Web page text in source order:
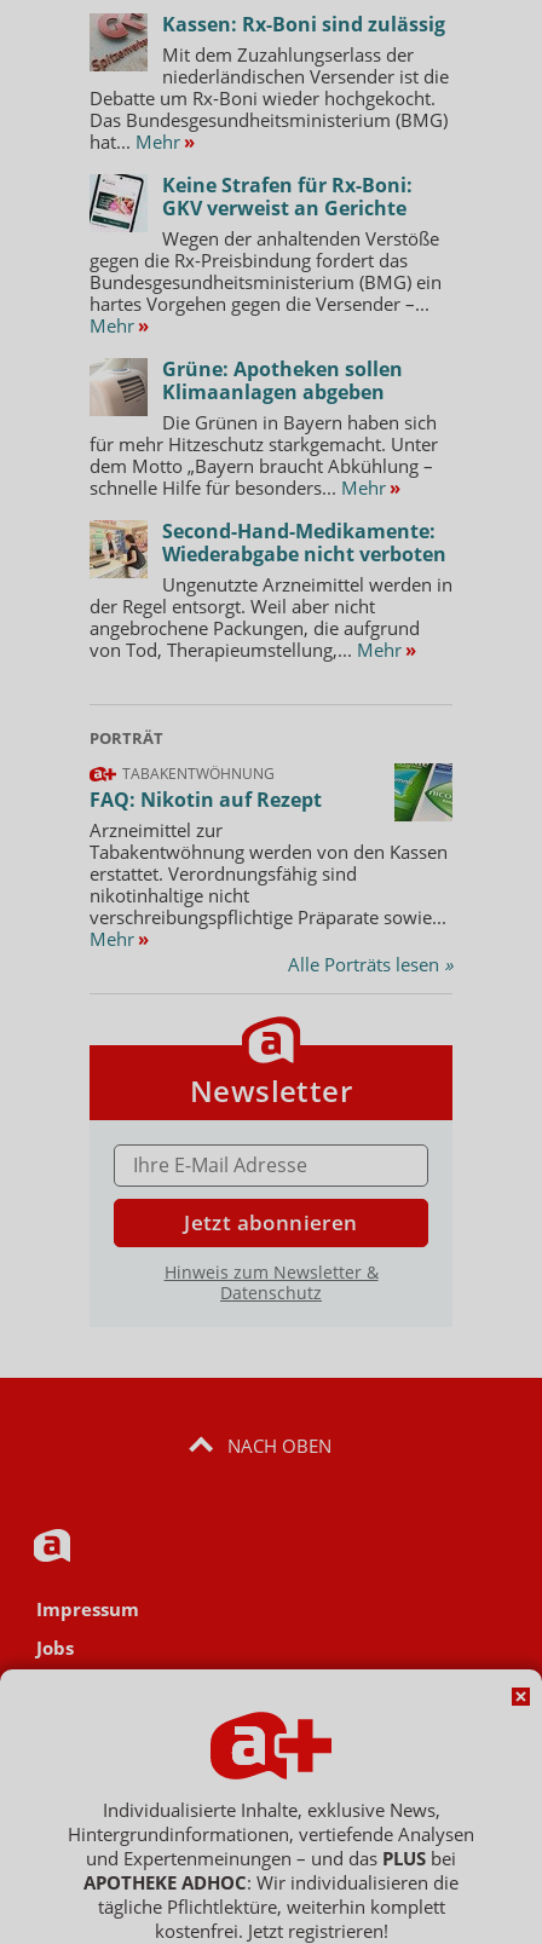
Kassen: Rx-Boni sind zulässig
Mit dem Zuzahlungserlass der
niederländischen Versender ist die
Debatte um Rx-Boni wieder hochgekocht.
Das Bundesgesundheitsministerium (BMG)
hat... Mehr »
Keine Strafen für Rx-Boni:
GKV verweist an Gerichte
Wegen der anhaltenden Verstöße
gegen die Rx-Preisbindung fordert das
Bundesgesundheitsministerium (BMG) ein
hartes Vorgehen gegen die Versender –...
Mehr »
Grüne: Apotheken sollen
Klimaanlagen abgeben
Die Grünen in Bayern haben sich
für mehr Hitzeschutz starkgemacht. Unter
dem Motto „Bayern braucht Abkühlung –
schnelle Hilfe für besonders... Mehr »
Second-Hand-Medikamente:
Wiederabgabe nicht verboten
Ungenutzte Arzneimittel werden in
der Regel entsorgt. Weil aber nicht
angebrochene Packungen, die aufgrund
von Tod, Therapieumstellung,... Mehr »
PORTRÄT
TABAKENTWÖHNUNG
FAQ: Nikotin auf Rezept
Arzneimittel zur
Tabakentwöhnung werden von den Kassen
erstattet. Verordnungsfähig sind
nikotinhaltige nicht
verschreibungspflichtige Präparate sowie...
Mehr »
Alle Porträts lesen »
Newsletter
E-MAIL ADRESSE
Jetzt abonnieren
Hinweis zum Newsletter &
Datenschutz
NACH OBEN
Impressum
Jobs
Hinweisgebersystem
Vertrag widerrufen
Copyright © 2007 - 2026 , APOTHEKE ADHOC ist ein Dienst der ELPATO
Individualisierte Inhalte, exklusive News,
Hintergrundinformationen, vertiefende Analysen
und Expertenmeinungen – und das PLUS bei
APOTHEKE ADHOC: Wir individualisieren die
tägliche Pflichtlektüre, weiterhin komplett
kostenfrei. Jetzt registrieren!